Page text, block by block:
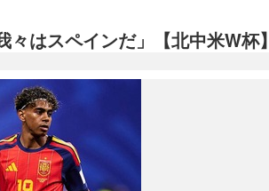
バックナンバー
国内
文化
出版／映画
はスペインだ」【北中米W杯】